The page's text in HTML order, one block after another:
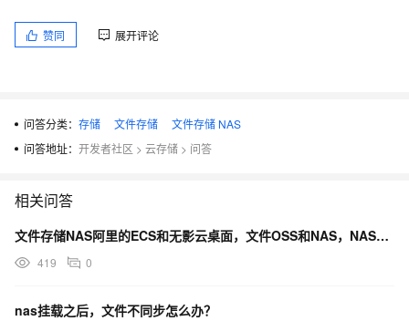
赞同 展开评论
问答分类： 存储 文件存储
文件存储 NAS
问答地址： 开发者社区 > 云存储 > 问答
相关问答
文件存储NAS阿里的ECS和无影云桌面，文件OSS和NAS，NAS最好配置DNS，会自动挂载怎么办？
419 0
nas挂载之后，文件不同步怎么办？